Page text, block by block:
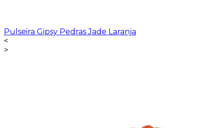
Pulseira Gipsy Pedras Jade Laranja
<
>